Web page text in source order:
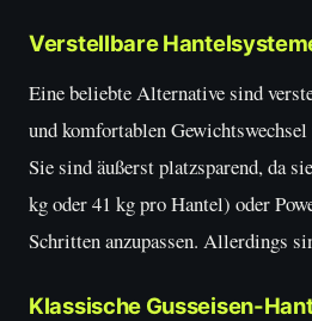
Verstellbare
Eine beliebte Alternative sind
und komfortablen
Sie sind äußerst platzsparend, da
kg oder 41 kg pro Hantel) oder
Schritten anzupassen. Allerdings
Klassische Gusseisen-